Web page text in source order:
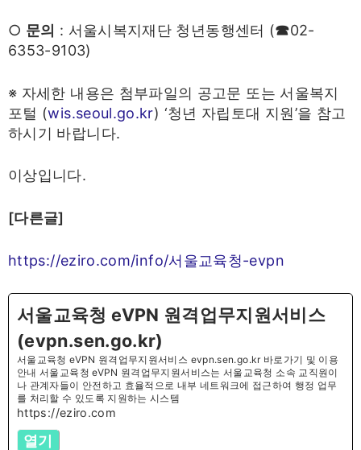
○ 문의 : 서울시복지재단 청년동행센터 (☎02-
6353-9103)
※ 자세한 내용은 첨부파일의 공고문 또는 서울복지
포털 (wis.seoul.go.kr) ‘청년 자립토대 지원’을 참고
하시기 바랍니다.
이상입니다.
[다른글]
https://eziro.com/info/서울교육청-evpn
서울교육청 eVPN 원격업무지원서비스
(evpn.sen.go.kr)
서울교육청 eVPN 원격업무지원서비스 evpn.sen.go.kr 바로가기 및 이용
안내 서울교육청 eVPN 원격업무지원서비스는 서울교육청 소속 교직원이
나 관계자들이 안전하고 효율적으로 내부 네트워크에 접근하여 행정 업무
를 처리할 수 있도록 지원하는 시스템
https://eziro.com
열기